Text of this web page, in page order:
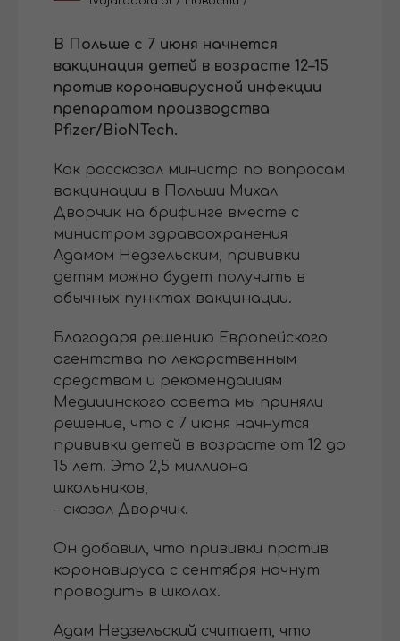
В Польше с 7 июня начнется
вакцинация детей в возрасте 12–15
против коронавирусной инфекции
препаратом производства
Pfizer/BioNTech.
Как рассказал министр по вопросам
вакцинации в Польши Михал
Дворчик на брифинге вместе с
министром здравоохранения
Адамом Недзельским, прививки
детям можно будет получить в
обычных пунктах вакцинации.
Благодаря решению Европейского
агентства по лекарственным
средствам и рекомендациям
Медицинского совета мы приняли
решение, что с 7 июня начнутся
прививки детей в возрасте от 12 до
15 лет. Это 2,5 миллиона
школьников,
– сказал Дворчик.
Он добавил, что прививки против
коронавируса с сентября начнут
проводить в школах.
Адам Недзельский считает, что